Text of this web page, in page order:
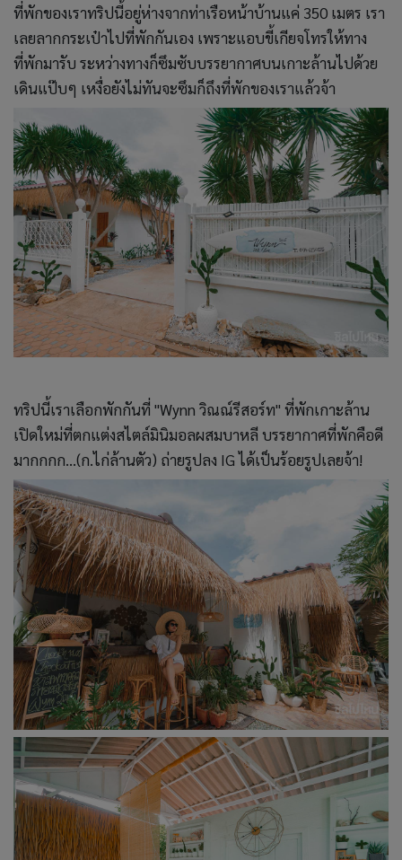
ที่พักของเราทริปนี้อยู่ห่างจากท่าเรือหน้าบ้านแค่ 350 เมตร เรา
เลยลากกระเป๋าไปที่พักกันเอง เพราะแอบขี้เกียจโทรให้ทาง
ที่พักมารับ ระหว่างทางก็ซึมซับบรรยากาศบนเกาะล้านไปด้วย
เดินแป๊บๆ เหงื่อยังไม่ทันจะซึมก็ถึงที่พักของเราแล้วจ้า
ทริปนี้เราเลือกพักกันที่ "Wynn วิณณ์รีสอร์ท" ที่พักเกาะล้าน
เปิดใหม่ที่ตกแต่งสไตล์มินิมอลผสมบาหลี บรรยากาศที่พักคือดี
มากกกก...(ก.ไก่ล้านตัว) ถ่ายรูปลง IG ได้เป็นร้อยรูปเลยจ้า!